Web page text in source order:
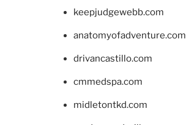
keepjudgewebb.com
anatomyofadventure.com
drivancastillo.com
cmmedspa.com
midletontkd.com